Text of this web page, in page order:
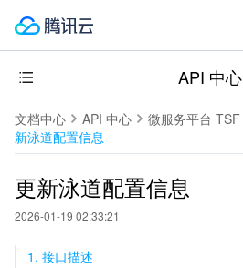
API 中心
文档中心 API 中心 微服务平台 TSF
新泳道配置信息
更新泳道配置信息
2026-01-19 02:33:21
1. 接口描述